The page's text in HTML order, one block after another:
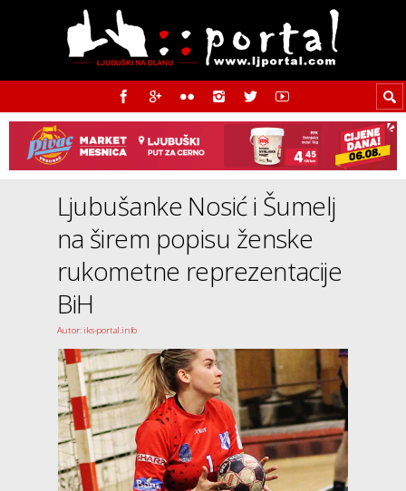
Ljubušanke Nosić i Šumelj
na širem popisu ženske
rukometne reprezentacije
BiH
Autor: iks-portal.info